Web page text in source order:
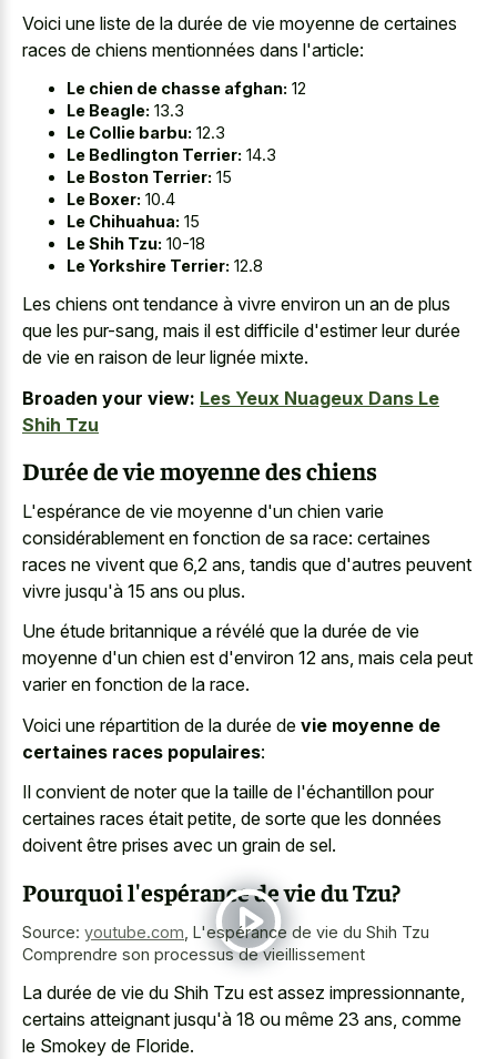
Voici une liste de la durée de vie moyenne de certaines
races de chiens mentionnées dans l'article:
Le chien de chasse afghan: 12
Le Beagle: 13.3
Le Collie barbu: 12.3
Le Bedlington Terrier: 14.3
Le Boston Terrier: 15
Le Boxer: 10.4
Le Chihuahua: 15
Le Shih Tzu: 10-18
Le Yorkshire Terrier: 12.8
Les chiens ont tendance à vivre environ un an de plus
que les pur-sang, mais il est difficile d'estimer leur durée
de vie en raison de leur lignée mixte.
Broaden your view: Les Yeux Nuageux Dans Le
Shih Tzu
Durée de vie moyenne des chiens
L'espérance de vie moyenne d'un chien varie
considérablement en fonction de sa race: certaines
races ne vivent que 6,2 ans, tandis que d'autres peuvent
vivre jusqu'à 15 ans ou plus.
Une étude britannique a révélé que la durée de vie
moyenne d'un chien est d'environ 12 ans, mais cela peut
varier en fonction de la race.
Voici une répartition de la durée de vie moyenne de
certaines races populaires:
Il convient de noter que la taille de l'échantillon pour
certaines races était petite, de sorte que les données
doivent être prises avec un grain de sel.
Pourquoi l'espérance de vie du Tzu?
Source: youtube.com L'espérance de vie du Shih Tzu
Comprendre son processus de vieillissement
La durée de vie du Shih Tzu est assez impressionnante,
certains atteignant jusqu'à 18 ou même 23 ans, comme
le Smokey de Floride.